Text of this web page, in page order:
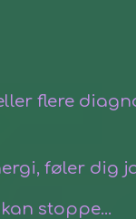
flere
føler dig
stoppe...